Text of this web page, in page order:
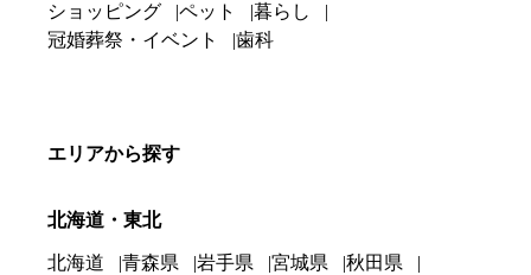
ショッピング
ペット
暮らし
冠婚葬祭・イベント
歯科
エリアから探す
北海道・東北
北海道 青森県 岩手県 宮城県
秋田県